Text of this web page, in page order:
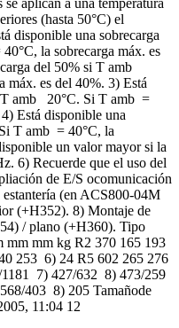
aplican a una temperatura
(hasta 50°C) el
disponible una sobrecarga
la sobrecarga máx. es
del 50% si T amb
máx. es del 40%. 3) Está
T amb 20°C. Si T amb =
Está disponible una
T amb = 40°C, la
un valor mayor si la
6) Recuerde que el uso del
de E/S ocomunicación
(en ACS800-04M
(+H352). 8) Montaje de
/ plano (+H360). Tipo
mm mm kg R2 370 165 193
253 6) 24 R5 602 265 276
7) 427/632 8) 473/259
403 8) 205 Tamañode
11:04 12